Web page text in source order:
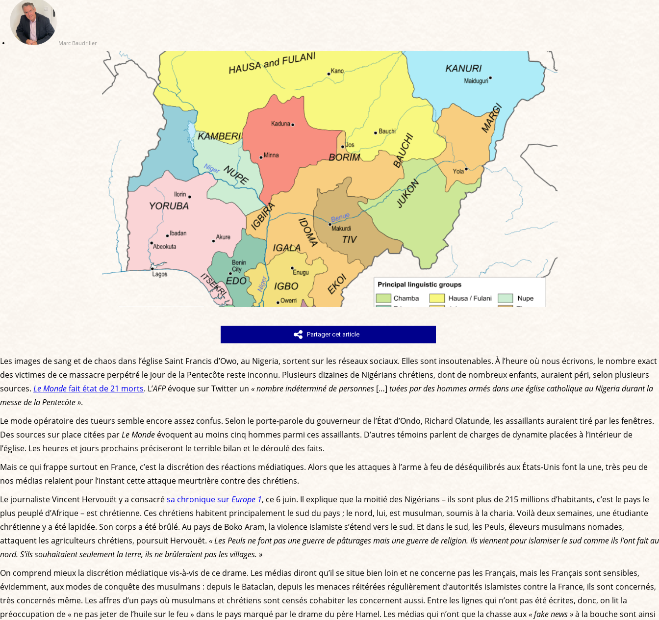
Marc Baudriller
Partager cet article
Les images de sang et de chaos dans l’église Saint Francis d’Owo, au Nigeria, sortent sur les réseaux sociaux. Elles sont insoutenables. À l’heure où nous écrivons, le nombre exact
des victimes de ce massacre perpétré le jour de la Pentecôte reste inconnu. Plusieurs dizaines de Nigérians chrétiens, dont de nombreux enfants, auraient péri, selon plusieurs
sources. Le Mondefait état de 21 morts. L’AFP évoque sur Twitter un « nombre indéterminé de personnes […] tuées par des hommes armés dans une église catholique au Nigeria durant la
messe de la Pentecôte ».
Le mode opératoire des tueurs semble encore assez confus. Selon le porte-parole du gouverneur de l’État d’Ondo, Richard Olatunde, les assaillants auraient tiré par les fenêtres.
Des sources sur place citées parLe Monde évoquent au moins cinq hommes parmi ces assaillants. D’autres témoins parlent de charges de dynamite placées à l’intérieur de
l’église. Les heures et jours prochains préciseront le terrible bilan et le déroulé des faits.
Mais ce qui frappe surtout en France, c’est la discrétion des réactions médiatiques. Alors que les attaques à l’arme à feu de déséquilibrés aux États-Unis font la une, très peu de
nos médias relaient pour l’instant cette attaque meurtrière contre des chrétiens.
Le journaliste Vincent Hervouët y a consacrésa chronique surEurope 1, ce 6 juin. Il explique que la moitié des Nigérians – ils sont plus de 215 millions d’habitants, c’est le pays le
plus peuplé d’Afrique – est chrétienne. Ces chrétiens habitent principalement le sud du pays ; le nord, lui, est musulman, soumis à la charia. Voilà deux semaines, une étudiante
chrétienne y a été lapidée. Son corps a été brûlé. Au pays de Boko Aram, la violence islamiste s’étend vers le sud. Et dans le sud, les Peuls, éleveurs musulmans nomades,
attaquent les agriculteurs chrétiens, poursuit Hervouët. « Les Peuls ne font pas une guerre de pâturages mais une guerre de religion. Ils viennent pour islamiser le sud comme ils l’ont fait au
nord. S’ils souhaitaient seulement la terre, ils ne brûleraient pas les villages. »
On comprend mieux la discrétion médiatique vis-à-vis de ce drame. Les médias diront qu’il se situe bien loin et ne concerne pas les Français, mais les Français sont sensibles,
évidemment, aux modes de conquête des musulmans : depuis le Bataclan, depuis les menaces réitérées régulièrement d’autorités islamistes contre la France, ils sont concernés,
très concernés même. Les affres d’un pays où musulmans et chrétiens sont censés cohabiter les concernent aussi. Entre les lignes qui n’ont pas été écrites, donc, on lit la
préoccupation de « ne pas jeter de l’huile sur le feu » dans le pays marqué par le drame du père Hamel. Les médias qui n’ont que la chasse aux« fake news »à la bouche sont ainsi